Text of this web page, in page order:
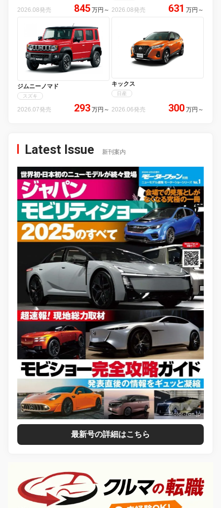
2026.08発売 845 万円 ～ 2026.08発売 631 万円 ～
ジムニーノマド
スズキ
2026.07発売 293 万円 ～
キックス
日産
2026.06発売 300 万円 ～
Latest Issue 新刊案内
最新号の詳細はこちら